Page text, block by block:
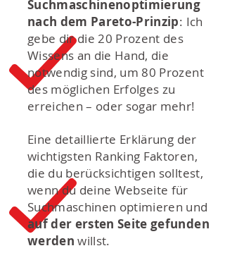
Suchmaschinenoptimierung
nach dem Pareto-Prinzip: Ich
gebe dir die 20 Prozent des
Wissens an die Hand, die
notwendig sind, um 80 Prozent
des möglichen Erfolges zu
erreichen – oder sogar mehr!
Eine detaillierte Erklärung der
wichtigsten Ranking Faktoren,
die du berücksichtigen solltest,
wenn du deine Webseite für
Suchmaschinen optimieren und
auf der ersten Seite gefunden
werden willst.